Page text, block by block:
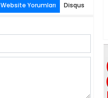
Website Yorumları Disqus